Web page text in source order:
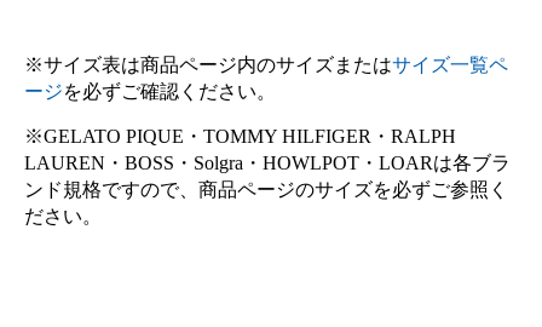
※サイズ表は商品ページ内のサイズまたはサイズ一覧ペ
ージを必ずご確認ください。
※GELATO PIQUE・TOMMY HILFIGER・RALPH
LAUREN・BOSS・Solgra・HOWLPOT・LOARは各ブラ
ンド規格ですので、商品ページのサイズを必ずご参照く
ださい。